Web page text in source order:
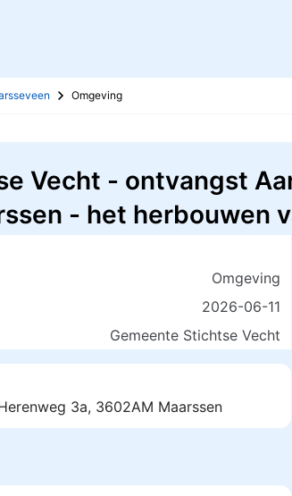
Omgeving
Vecht - ontvangst
- het herbouwen
Omgeving
2026-06-11
Gemeente Stichtse Vecht
3a, 3602AM Maarssen